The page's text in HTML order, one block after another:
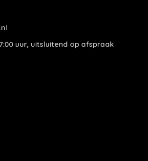
uur, uitsluitend op afspraak